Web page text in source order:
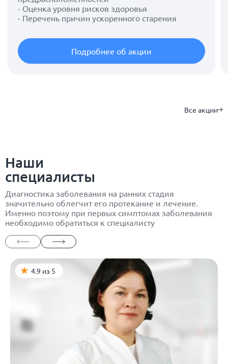
- Оценка уровня рисков здоровья
- Перечень причин ускоренного старения
Подробнее об акции
Все акции
Наши
специалисты
Диагностика заболевания на ранних стадия
значительно облегчит его протекание и лечение.
Именно поэтому при первых симптомах заболевания
необходимо обратиться к специалисту
4.9 из 5